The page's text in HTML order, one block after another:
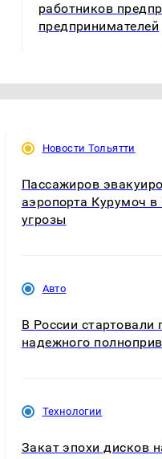
работников
предпринимателей
Новости Тольятти
Пассажиров
аэропорта Курумоч в
угрозы
Авто
В России стартовали
надежного
Технологии
Закат эпохи дисков